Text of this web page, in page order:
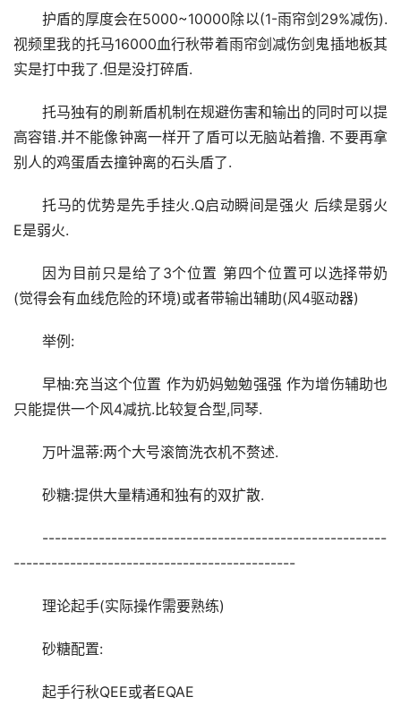
护盾的厚度会在5000~10000除以(1-雨帘剑29%减伤).
视频里我的托马16000血行秋带着雨帘剑减伤剑鬼插地板其
实是打中我了.但是没打碎盾.
托马独有的刷新盾机制在规避伤害和输出的同时可以提
高容错.并不能像钟离一样开了盾可以无脑站着撸. 不要再拿
别人的鸡蛋盾去撞钟离的石头盾了.
托马的优势是先手挂火.Q启动瞬间是强火 后续是弱火
E是弱火.
因为目前只是给了3个位置 第四个位置可以选择带奶
(觉得会有血线危险的环境)或者带输出辅助(风4驱动器)
举例:
早柚:充当这个位置 作为奶妈勉勉强强 作为增伤辅助也
只能提供一个风4减抗.比较复合型,同琴.
万叶温蒂:两个大号滚筒洗衣机不赘述.
砂糖:提供大量精通和独有的双扩散.
-------------------------------------------------------
---------------------------------------------
理论起手(实际操作需要熟练)
砂糖配置:
起手行秋QEE或者EQAE